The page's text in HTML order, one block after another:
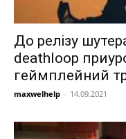
До релізу
deathloop
геймплейний
maxwelhelp - 14.09.2021